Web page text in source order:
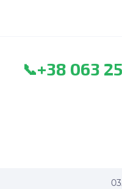
📞+38 063